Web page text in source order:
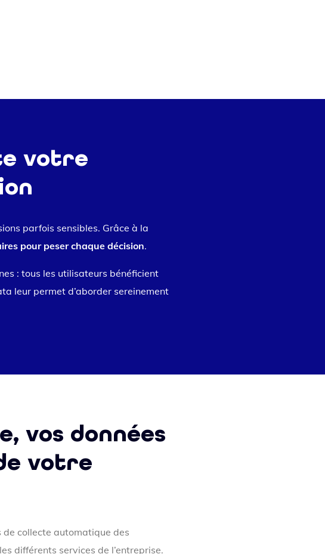
votre
parfois sensibles. Grâce à la
pour peser chaque décision.
: tous les utilisateurs bénéficient
leur permet d’aborder sereinement
vos données
votre
de collecte automatique des
différents services de l’entreprise.